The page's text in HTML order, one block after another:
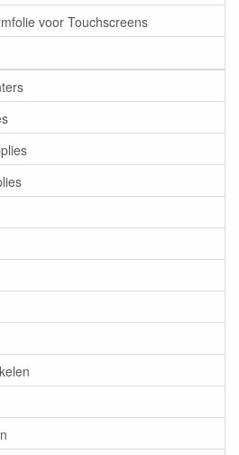
voor Touchscreens